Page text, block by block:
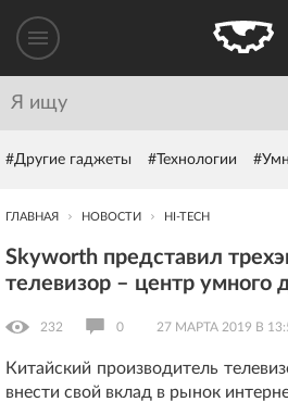
#Другие гаджеты #Технологии
ГЛАВНАЯ НОВОСТИ HI-TECH
Skyworth представил
телевизор – центр умного
232 0 27 МАРТА 2019 В
Китайский производитель
внести свой вклад в рынок